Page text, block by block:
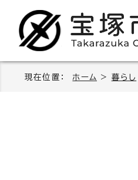
現在位置： ホーム > 暮らし